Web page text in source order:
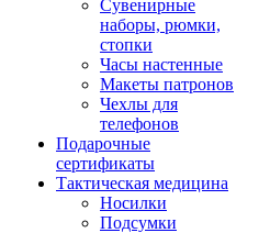
Сувенирные
наборы, рюмки,
стопки
Часы настенные
Макеты патронов
Чехлы для
телефонов
Подарочные
сертификаты
Тактическая медицина
Носилки
Подсумки